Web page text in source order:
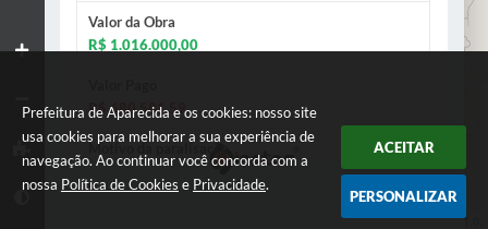
Prefeitura de Aparecida e os cookies: nosso site
usa cookies para melhorar a sua experiência de
navegação. Ao continuar você concorda com a
nossa Política de Cookies e Privacidade.
ACEITAR
PERSONALIZAR
OpenStreetMapcontributors,ODbL 1.0.
Valor da Obra
R$ 1.016.000,00
R$ 680.581,59
Motivo da paralisação
Atrasos do repasse de convênios